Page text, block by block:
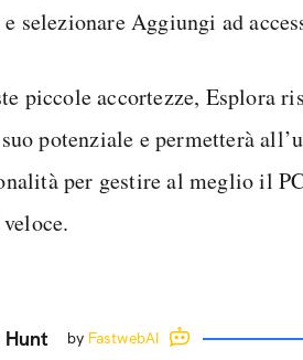
selezionare Aggiungi ad
piccole accortezze, Esplora
potenziale e permetterà
per gestire al meglio il
Hunt by FastwebAI